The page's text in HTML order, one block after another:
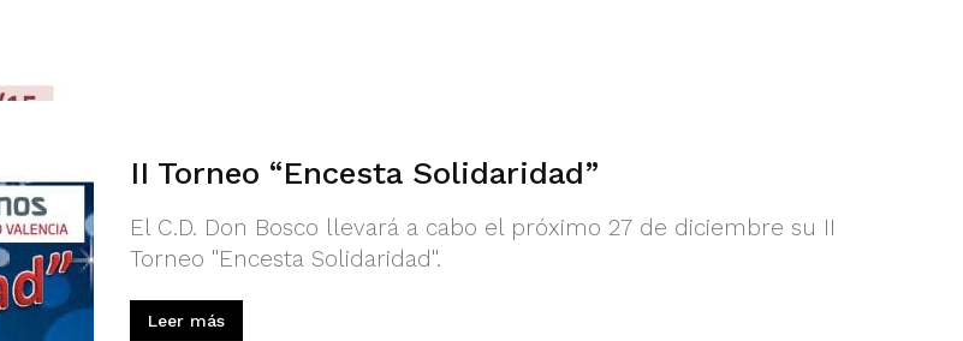
II Torneo “Encesta Solidaridad”
El C.D. Don Bosco llevará a cabo el próximo 27 de diciembre su II
Torneo "Encesta Solidaridad".
Leer más